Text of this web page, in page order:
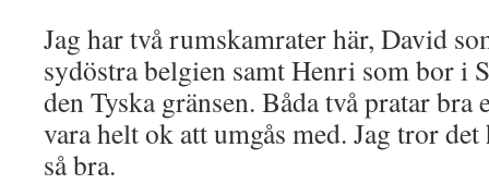
Jag har två rumskamrater här, David
sydöstra belgien samt Henri som bor i
den Tyska gränsen. Båda två pratar bra
vara helt ok att umgås med. Jag tror
så bra.